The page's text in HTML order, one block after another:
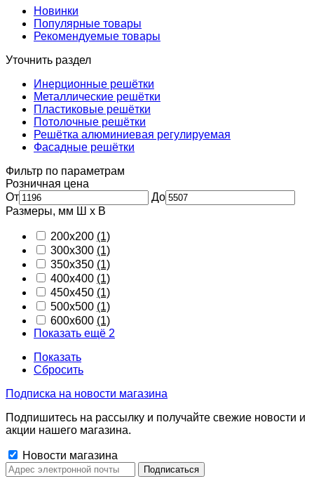
Новинки
Популярные товары
Рекомендуемые товары
Уточнить раздел
Инерционные решётки
Металлические решётки
Пластиковые решётки
Потолочные решётки
Решётка алюминиевая регулируемая
Фасадные решётки
Фильтр по параметрам
Розничная цена
От
До
Размеры, мм Ш х В
200x200 (1)
300x300 (1)
350x350 (1)
400x400 (1)
450x450 (1)
500x500 (1)
600x600 (1)
Показать ещё 2
Показать
Сбросить
Подписка на новости магазина
Подпишитесь на рассылку и получайте свежие новости и
акции нашего магазина.
Новости магазина